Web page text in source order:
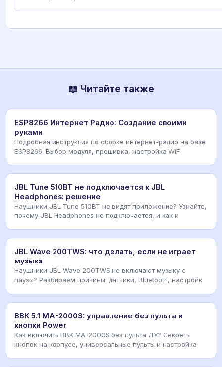
📖 Читайте также
ESP8266 Интернет Радио: Создание своими
руками
Подробная инструкция по сборке интернет-радио на базе
ESP8266. Выбор модуля, прошивка, настройка WiF
JBL Tune 510BT не подключается к JBL
Headphones: решение
Наушники JBL Tune 510BT не видят приложение? Узнайте,
почему JBL Headphones не подключается, и как и
JBL Wave 200TWS: что делать, если не играет
музыка
Наушники JBL Wave 200TWS не включают музыку с
паузы? Разбираем причины: датчики, Bluetooth, настройк
BBK 5.1 MA-2000S: управление без пульта и
кнопки Power
Как включить BBK MA-2000S без пульта ДУ? Секреты
кнопок на корпусе, универсальные пульты и настройка